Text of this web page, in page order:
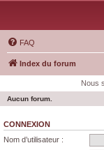
FAQ
Index du forum
Nous
Aucun forum.
CONNEXION
Nom d’utilisateur :